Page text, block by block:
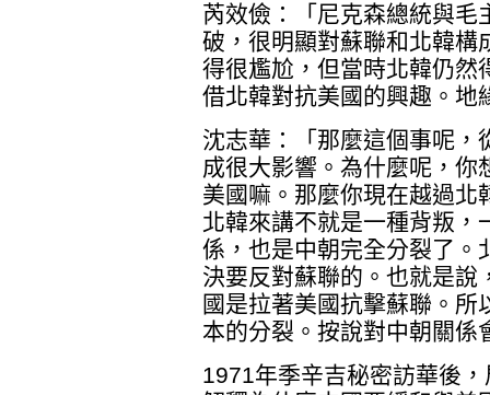
芮效儉：「尼克森總統與
破，很明顯對蘇聯和北韓構
得很尷尬，但當時北韓仍然
借北韓對抗美國的興趣。地
沈志華：「那麼這個事呢，
成很大影響。為什麼呢，你
美國嘛。那麼你現在越過北
北韓來講不就是一種背叛，
係，也是中朝完全分裂了。
決要反對蘇聯的。也就是說
國是拉著美國抗擊蘇聯。
本的分裂。按說對中朝關係
1971年季辛吉秘密訪華後